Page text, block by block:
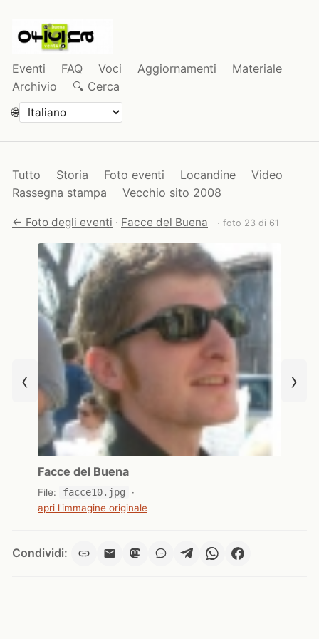
Eventi FAQ Voci Aggiornamenti
Materiale
Archivio
🔍 Cerca
🌐
Tutto Storia Foto eventi Locandine
Video
Rassegna stampa
Vecchio sito 2008
← Foto degli eventi · Facce del Buena · foto 23 di 61
‹
Facce del Buena
File: facce10.jpg
·
apri l'immagine originale
›
Condividi: